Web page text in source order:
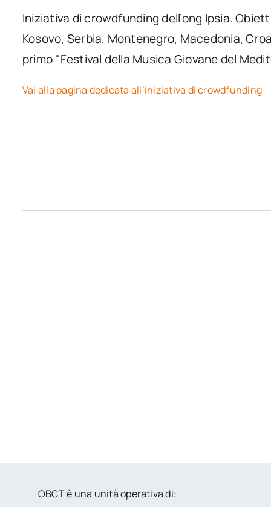
Iniziativa di crowdfunding dell’ong Ipsia.
Kosovo, Serbia, Montenegro, Macedonia,
primo "Festival della Musica Giovane del
Vai alla pagina dedicata all’iniziativa di crowdfunding
OBCT è una unità operativa di: